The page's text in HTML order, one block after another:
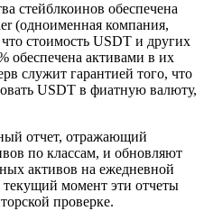
стейблкоинов обеспечена
(одноименная компания,
стоимость USDT и других
обеспечена активами в их
служит гарантией того, что
USDT в фиатную валюту,
отчет, отражающий
по классам, и обновляют
активов на ежедневной
текущий момент эти отчеты
проверке.